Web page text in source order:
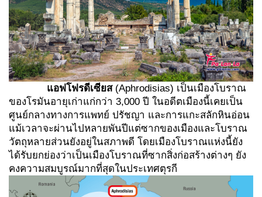
แอฟโฟรดีเซียส (Aphrodisias) เป็นเมืองโบราณ
ของโรมันอายุเก่าแก่กว่า 3,000 ปี ในอดีตเมืองนี้เคยเป็น
ศูนย์กลางทางการแพทย์ ปรัชญา และการแกะสลักหินอ่อน
แม้เวลาจะผ่านไปหลายพันปีแต่ซากของเมืองและโบราณ
วัตถุหลายส่วนยังอยู่ในสภาพดี โดยเมืองโบราณแห่งนี้ยัง
ได้รับยกย่องว่าเป็นเมืองโบราณที่ซากสิ่งก่อสร้างต่างๆ ยัง
คงความสมบูรณ์มากที่สุดในประเทศตุรกี